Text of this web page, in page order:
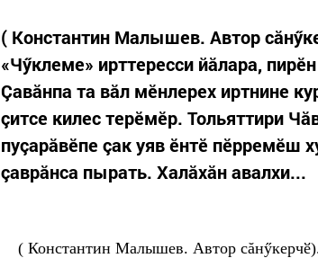
( Константин Малышев. Автор
«Чӳклеме» ирттересси йăлара,
Çавăнпа та вăл мӗнлерех иртнине
çитсе килес терӗмӗр. Тольяттири
пуçарăвӗпе çак уяв ӗнтӗ пӗрремӗш
çаврăнса пырать. Халăхăн авалхи...
( Константин Малышев. Автор